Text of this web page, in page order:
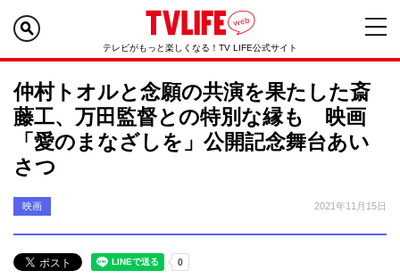
テレビがもっと楽しくなる！TV LIFE公式サイト
仲村トオルと念願の共演を果たした斎
藤工、万田監督との特別な縁も 映画
「愛のまなざしを」公開記念舞台あい
さつ
映画 2021年11月15日